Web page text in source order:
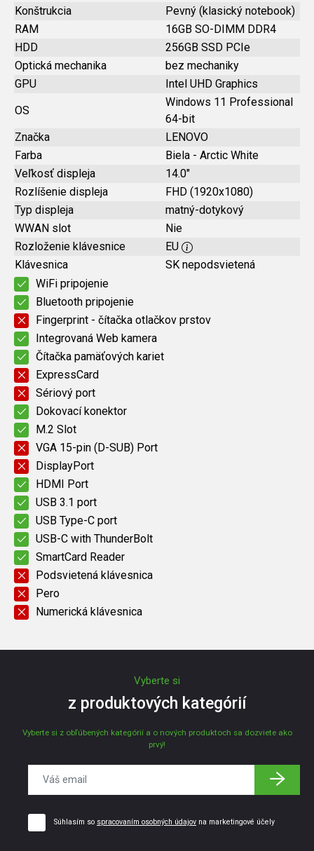
Konštrukcia
Pevný (klasický notebook)
RAM
16GB SO-DIMM DDR4
HDD
256GB SSD PCIe
Optická mechanika
bez mechaniky
GPU
Intel UHD Graphics
OS
Windows 11 Professional
64-bit
Značka
LENOVO
Farba
Biela - Arctic White
Veľkosť displeja
14.0"
Rozlíšenie displeja
FHD (1920x1080)
Typ displeja
matný-dotykový
WWAN slot
Nie
Rozloženie klávesnice
EU
Klávesnica
SK nepodsvietená
WiFi pripojenie
Bluetooth pripojenie
Fingerprint - čítačka otlačkov prstov
Integrovaná Web kamera
Čítačka pamäťových kariet
ExpressCard
Sériový port
Dokovací konektor
M.2 Slot
VGA 15-pin (D-SUB) Port
DisplayPort
HDMI Port
USB 3.1 port
USB Type-C port
USB-C with ThunderBolt
SmartCard Reader
Podsvietená klávesnica
Pero
Numerická klávesnica
Vyberte si
z produktových kategórií
Vyberte si z obľúbených kategórií a o nových produktoch sa dozviete ako
prvý!
Súhlasím so spracovaním osobných údajov na marketingové účely